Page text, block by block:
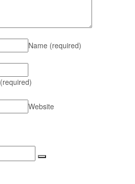
Name (required)
(required)
Website